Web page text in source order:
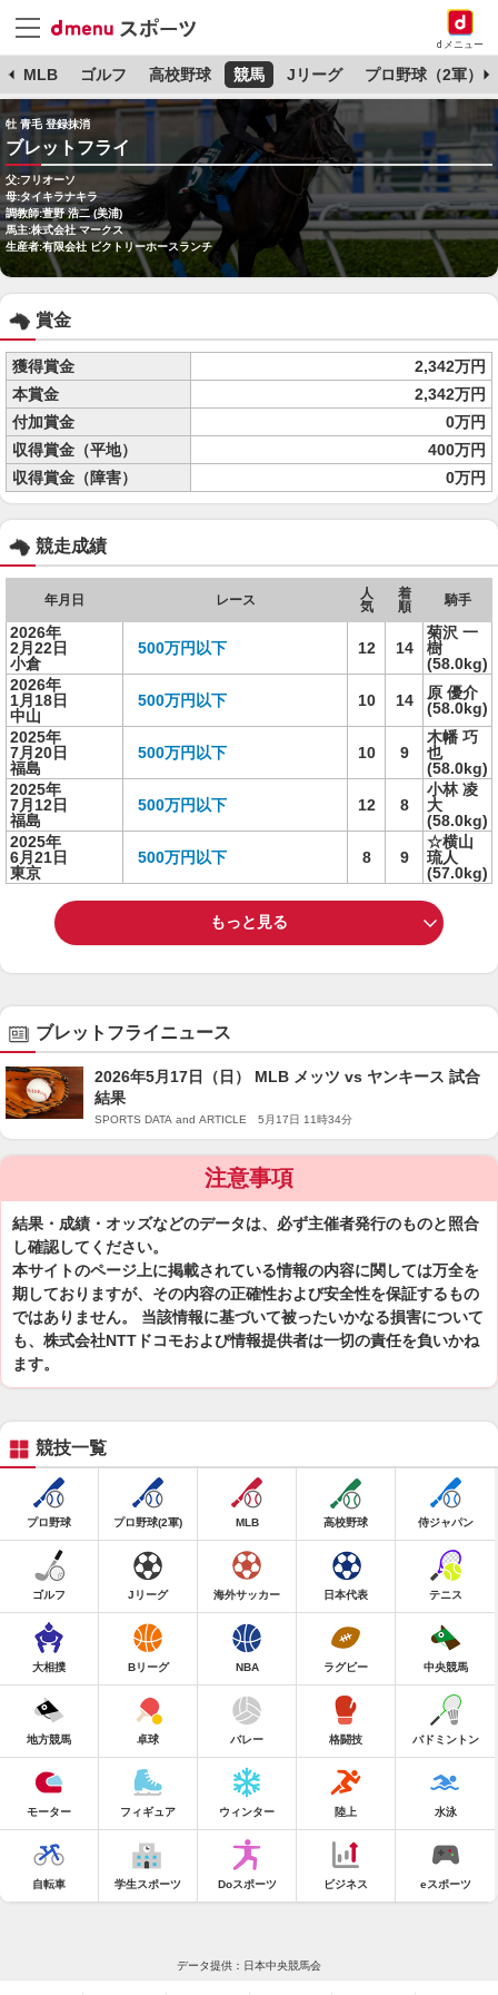
dメニュー
MLB ゴルフ 高校野球 競馬 Jリーグ プロ野球（2軍）
牡 青毛 登録抹消
ブレットフライ
父:フリオーソ
母:タイキラナキラ
調教師:萱野 浩二 (美浦)
馬主:株式会社 マークス
生産者:有限会社 ビクトリーホースランチ
賞金
獲得賞金
2,342万円
本賞金
2,342万円
付加賞金
0万円
収得賞金（平地）
400万円
収得賞金（障害）
0万円
競走成績
年月日 レース
人
気
着
順
騎手
2026年
2月22日
小倉
500万円以下 12 14
菊沢 一
樹
(58.0kg)
2026年
1月18日
中山
500万円以下 10 14
原 優介
(58.0kg)
2025年
7月20日
福島
500万円以下 10 9
木幡 巧
也
(58.0kg)
2025年
7月12日
福島
500万円以下 12 8
小林 凌
大
(58.0kg)
2025年
6月21日
東京
500万円以下 8 9
☆横山
琉人
(57.0kg)
もっと見る
ブレットフライニュース
2026年5月17日（日） MLB メッツ vs ヤンキース 試合
結果
SPORTS DATA and ARTICLE 5月17日 11時34分
注意事項
結果・成績・オッズなどのデータは、必ず主催者発行のものと照合
し確認してください。
本サイトのページ上に掲載されている情報の内容に関しては万全を
期しておりますが、その内容の正確性および安全性を保証するもの
ではありません。 当該情報に基づいて被ったいかなる損害について
も、株式会社NTTドコモおよび情報提供者は一切の責任を負いかね
ます。
競技一覧
プロ野球 プロ野球(2軍) MLB 高校野球 侍ジャパン
ゴルフ Jリーグ 海外サッカー 日本代表 テニス
大相撲 Bリーグ NBA ラグビー 中央競馬
地方競馬 卓球 バレー 格闘技 バドミントン
モーター フィギュア ウィンター 陸上 水泳
自転車 学生スポーツ Doスポーツ ビジネス eスポーツ
データ提供：日本中央競馬会